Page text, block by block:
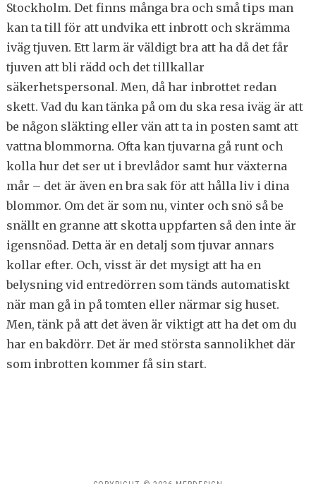
Stockholm. Det finns många bra och små tips man
kan ta till för att undvika ett inbrott och skrämma
iväg tjuven. Ett larm är väldigt bra att ha då det får
tjuven att bli rädd och det tillkallar
säkerhetspersonal. Men, då har inbrottet redan
skett. Vad du kan tänka på om du ska resa iväg är att
be någon släkting eller vän att ta in posten samt att
vattna blommorna. Ofta kan tjuvarna gå runt och
kolla hur det ser ut i brevlådor samt hur växterna
mår – det är även en bra sak för att hålla liv i dina
blommor. Om det är som nu, vinter och snö så be
snällt en granne att skotta uppfarten så den inte är
igensnöad. Detta är en detalj som tjuvar annars
kollar efter. Och, visst är det mysigt att ha en
belysning vid entredörren som tänds automatiskt
när man gå in på tomten eller närmar sig huset.
Men, tänk på att det även är viktigt att ha det om du
har en bakdörr. Det är med största sannolikhet där
som inbrotten kommer få sin start.